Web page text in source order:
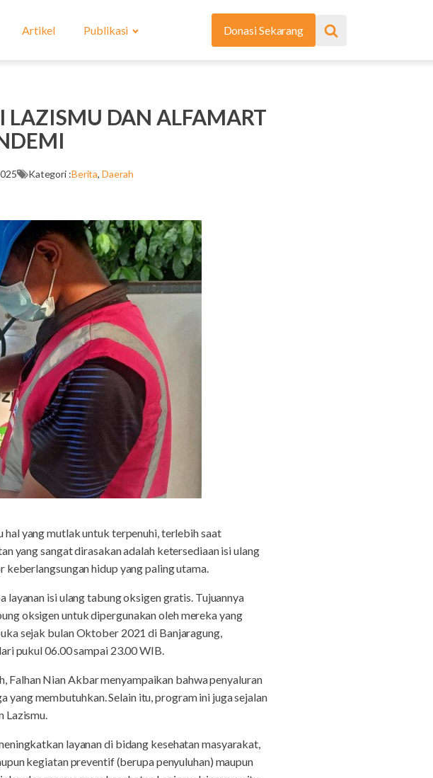
Artikel Publikasi Donasi Sekarang
LAZISMU DAN ALFAMART
Kategori :Berita,Daerah
hal yang mutlak untuk terpenuhi, terlebih saat
yang sangat dirasakan adalah ketersediaan isi ulang
hidup yang paling utama.
isi ulang tabung oksigen gratis. Tujuannya
oksigen untuk dipergunakan oleh mereka yang
sejak bulan Oktober 2021 di Banjaragung,
pukul 06.00 sampai 23.00 WIB.
Falhan Nian Akbar menyampaikan bahwa penyaluran
membutuhkan. Selain itu, program ini juga sejalan
Lazismu.
layanan di bidang kesehatan masyarakat,
kegiatan preventif (berupa penyuluhan) maupun